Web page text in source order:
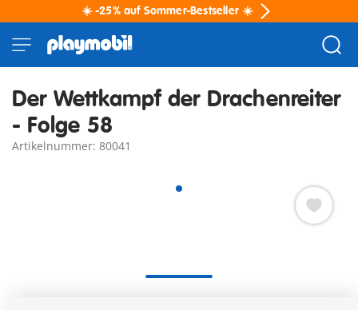
☀️ -25% auf Sommer-Bestseller ☀️
Der Wettkampf der Drachenreiter
- Folge 58
Artikelnummer: 80041